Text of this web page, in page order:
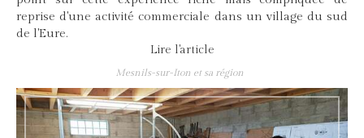
reprise d'une activité commerciale dans un village du sud
de l'Eure.
Lire l'article
Mesnils-sur-Iton et sa région